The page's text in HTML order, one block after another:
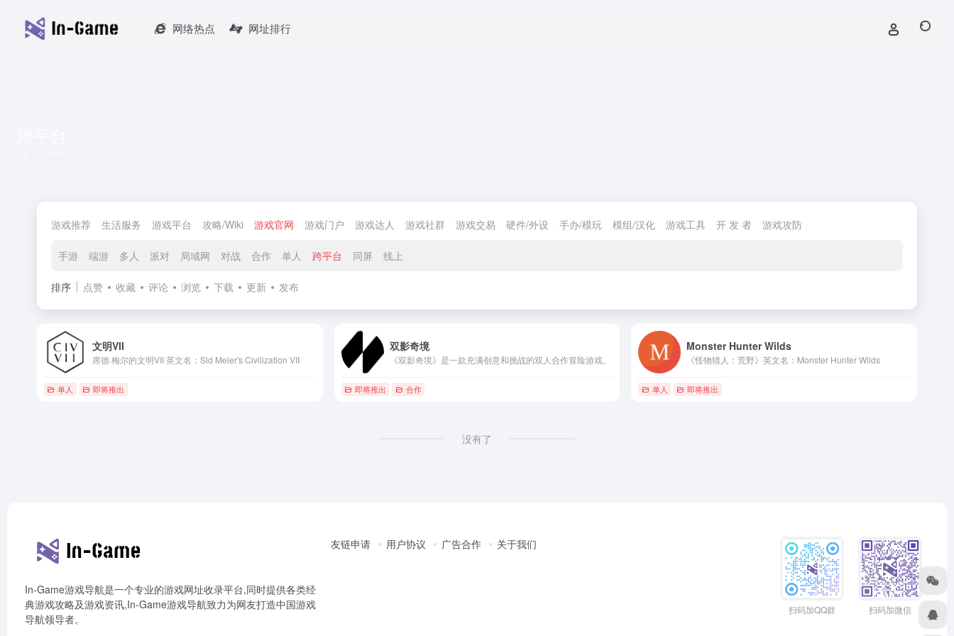
网络热点 网址排行
游戏推荐 生活服务 游戏平台 攻略/Wiki 游戏官网 游戏门户 游戏达人 游戏社群 游戏交易 硬件/外设 手办/模玩 模组/汉化 游戏工具 开 发 者 游戏攻防
手游 端游 多人 派对 局域网 对战 合作 单人 跨平台 同屏 线上
排序 点赞 收藏 评论 浏览 下载 更新 发布
文明VII
席德·梅尔的文明VII 英文名：Sid Meier's Civilization VII
单人 即将推出
双影奇境
《双影奇境》是一款充满创意和挑战的双人合作冒险游戏。
即将推出 合作
Monster Hunter Wilds
《怪物猎人：荒野》英文名：Monster Hunter Wilds
单人 即将推出
没有了
In-Game游戏导航是一个专业的游戏网址收录平台,同时提供各类经
典游戏攻略及游戏资讯,In-Game游戏导航致力为网友打造中国游戏
导航领导者。
友链申请 用户协议 广告合作 关于我们
扫码加QQ群 扫码加微信